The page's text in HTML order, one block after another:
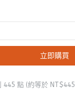
立即購買
445 點 (約等於 NT$445